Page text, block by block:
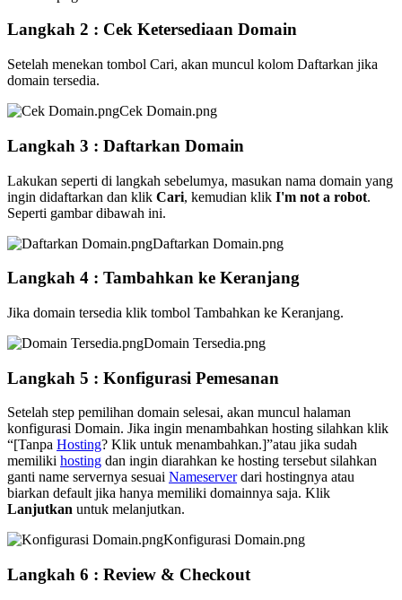
Langkah 2 : Cek Ketersediaan Domain
Setelah menekan tombol Cari, akan muncul kolom Daftarkan jika
domain tersedia.
Cek Domain.png
Langkah 3 : Daftarkan Domain
Lakukan seperti di langkah sebelumya, masukan nama domain yang
ingin didaftarkan dan klik Cari, kemudian klik I'm not a robot.
Seperti gambar dibawah ini.
Daftarkan Domain.png
Langkah 4 : Tambahkan ke Keranjang
Jika domain tersedia klik tombol Tambahkan ke Keranjang.
Domain Tersedia.png
Langkah 5 : Konfigurasi Pemesanan
Setelah step pemilihan domain selesai, akan muncul halaman
konfigurasi Domain. Jika ingin menambahkan hosting silahkan klik
“[Tanpa Hosting? Klik untuk menambahkan.]”atau jika sudah
memiliki hosting dan ingin diarahkan ke hosting tersebut silahkan
ganti name servernya sesuai Nameserverdari hostingnya atau
biarkan default jika hanya memiliki domainnya saja. Klik
Lanjutkan untuk melanjutkan.
Konfigurasi Domain.png
Langkah 6 : Review & Checkout